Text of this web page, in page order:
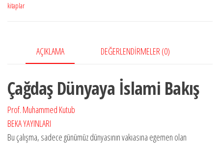
kitaplar
AÇIKLAMA DEĞERLENDIRMELER (0)
Çağdaş Dünyaya İslami Bakış
Prof. Muhammed Kutub
BEKA YAYINLARI
Bu çalışma, sadece günümüz dünyasının vakıasına egemen olan